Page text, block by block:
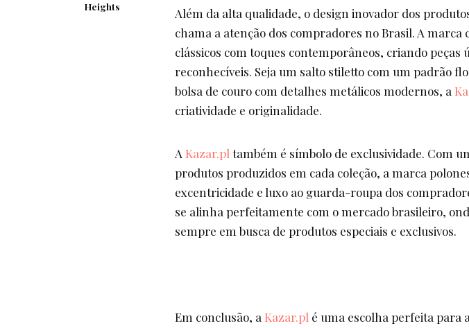
Heights
Além da alta qualidade, o design inovador dos
chama a atenção dos compradores no Brasil. A marca
clássicos com toques contemporâneos, criando peças
reconhecíveis. Seja um salto stiletto com um padrão
bolsa de couro com detalhes metálicos modernos, a
criatividade e originalidade.
A Kazar.pl também é símbolo de exclusividade. Com
produtos produzidos em cada coleção, a marca
excentricidade e luxo ao guarda-roupa dos
se alinha perfeitamente com o mercado brasileiro,
sempre em busca de produtos especiais e exclusivos.
Em conclusão, a Kazar.pl é uma escolha perfeita para